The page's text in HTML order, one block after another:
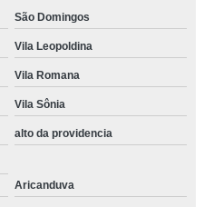
São Domingos
Vila Leopoldina
Vila Romana
Vila Sônia
alto da providencia
Aricanduva